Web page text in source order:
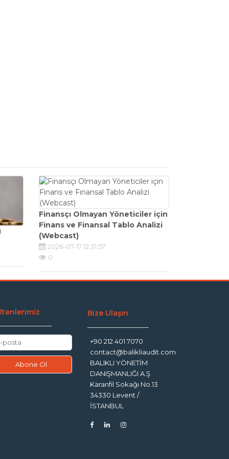
Finansçı Olmayan Yöneticiler için
Finans ve Finansal Tablo Analizi
(Webcast)
2026-07-17 12:31:57
0
Bize Ulaşın
+90 212 401 7070
contact@balikliaudit.com
BALIKLI YÖNETİM
DANIŞMANLIĞI A.Ş
Karanfil Sokağı No.13
34330 Levent /
İSTANBUL